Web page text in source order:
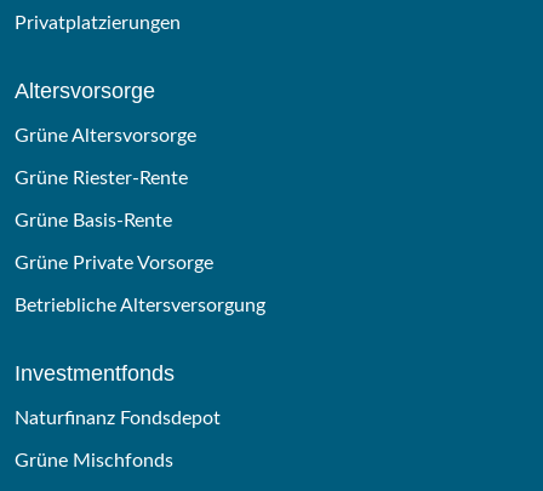
Privatplatzierungen
Altersvorsorge
Grüne Altersvorsorge
Grüne Riester-Rente
Grüne Basis-Rente
Grüne Private Vorsorge
Betriebliche Altersversorgung
Investmentfonds
Naturfinanz Fondsdepot
Grüne Mischfonds